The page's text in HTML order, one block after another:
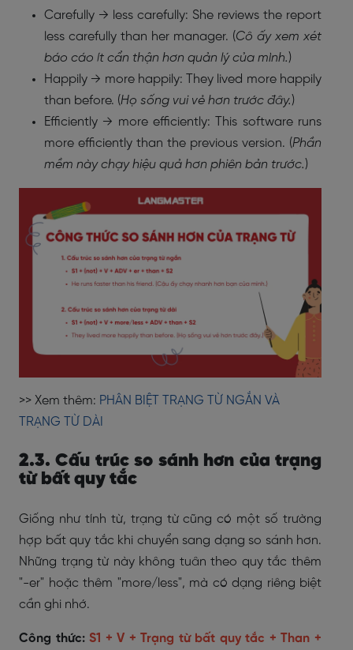
Carefully → less carefully: She reviews the report
less carefully than her manager. (Cô ấy xem xét
báo cáo ít cẩn thận hơn quản lý của mình.)
Happily → more happily: They lived more happily
than before. (Họ sống vui vẻ hơn trước đây.)
Efficiently → more efficiently: This software runs
more efficiently than the previous version. (Phần
mềm này chạy hiệu quả hơn phiên bản trước.)
>> Xem thêm: PHÂN BIỆT TRẠNG TỪ NGẮN VÀ
TRẠNG TỪ DÀI
2.3. Cấu trúc so sánh hơn của trạng
từ bất quy tắc
Giống như tính từ, trạng từ cũng có một số trường
hợp bất quy tắc khi chuyển sang dạng so sánh hơn.
Những trạng từ này không tuân theo quy tắc thêm
"-er" hoặc thêm "more/less", mà có dạng riêng biệt
cần ghi nhớ.
Công thức:S1 + V + Trạng từ bất quy tắc + Than +